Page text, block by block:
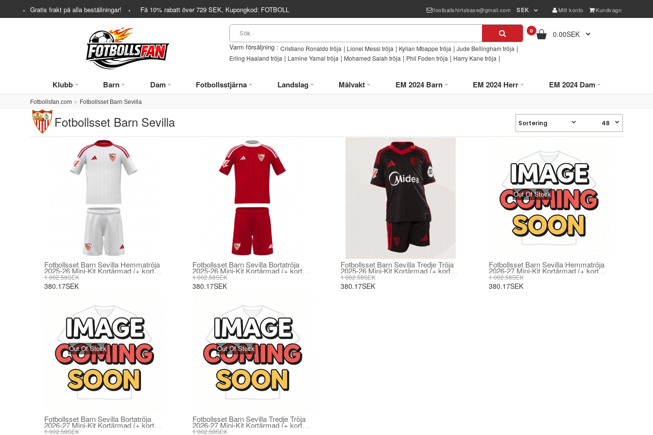
Gratis frakt på alla beställningar! Få 10% rabatt över729 SEK, Kupongkod: FOTBOLL footballshirtsbase@gmail.com SEK Mitt konto Kundvagn
Varm försäljning : Cristiano Ronaldo tröja | Lionel Messi tröja | Kylian Mbappe tröja | Jude Bellingham tröja |
Erling Haaland tröja | Lamine Yamal tröja | Mohamed Salah tröja | Phil Foden tröja | Harry Kane tröja |
0 0.00SEK
Klubb Barn Dam Fotbollsstjärna Landslag Målvakt EM 2024 Barn EM 2024 Herr EM 2024 Dam
Fotbollsfan.com Fotbollsset Barn Sevilla
Fotbollsset Barn Sevilla
Fotbollsset Barn Sevilla Hemmatröja
2025-26 Mini-Kit Kortärmad (+ korta
byxor)
1 002.58SEK
380.17SEK
Fotbollsset Barn Sevilla Bortatröja
2025-26 Mini-Kit Kortärmad (+ korta
byxor)
1 002.58SEK
380.17SEK
Fotbollsset Barn Sevilla Tredje Tröja
2025-26 Mini-Kit Kortärmad (+ korta
byxor)
1 002.58SEK
380.17SEK
Out Of Stock
Fotbollsset Barn Sevilla Hemmatröja
2026-27 Mini-Kit Kortärmad (+ korta
byxor)
1 002.58SEK
380.17SEK
Out Of Stock
Fotbollsset Barn Sevilla Bortatröja
2026-27 Mini-Kit Kortärmad (+ korta
byxor)
1 002.58SEK
Out Of Stock
Fotbollsset Barn Sevilla Tredje Tröja
2026-27 Mini-Kit Kortärmad (+ korta
byxor)
1 002.58SEK